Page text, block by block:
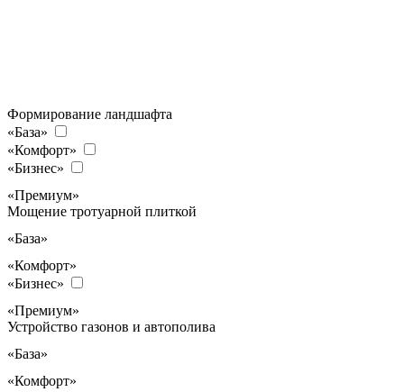
Формирование ландшафта
«База»
«Комфорт»
«Бизнес»
«Премиум»
Мощение тротуарной плиткой
«База»
«Комфорт»
«Бизнес»
«Премиум»
Устройство газонов и автополива
«База»
«Комфорт»